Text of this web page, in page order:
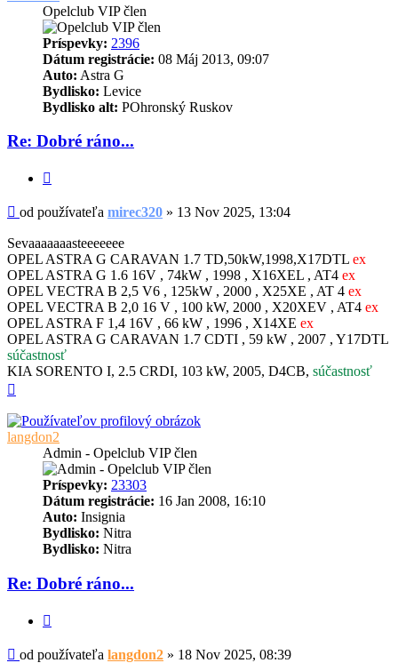
Opelclub VIP člen
Príspevky: 2396
Dátum registrácie: 08 Máj 2013, 09:07
Auto: Astra G
Bydlisko: Levice
Bydlisko alt: POhronský Ruskov
Re: Dobré ráno...
Príspevok
od používateľa mirec320 » 13 Nov 2025, 13:04
Sevaaaaaaasteeeeeee
OPEL ASTRA G CARAVAN 1.7 TD,50kW,1998,X17DTL ex
OPEL ASTRA G 1.6 16V , 74kW , 1998 , X16XEL , AT4 ex
OPEL VECTRA B 2,5 V6 , 125kW , 2000 , X25XE , AT 4 ex
OPEL VECTRA B 2,0 16 V , 100 kW, 2000 , X20XEV , AT4 ex
OPEL ASTRA F 1,4 16V , 66 kW , 1996 , X14XE ex
OPEL ASTRA G CARAVAN 1.7 CDTI , 59 kW , 2007 , Y17DTL
súčastnosť
KIA SORENTO I, 2.5 CRDI, 103 kW, 2005, D4CB, súčastnosť
langdon2
Admin - Opelclub VIP člen
Príspevky: 23303
Dátum registrácie: 16 Jan 2008, 16:10
Auto: Insignia
Bydlisko: Nitra
Bydlisko: Nitra
Re: Dobré ráno...
Príspevok
od používateľa langdon2 » 18 Nov 2025, 08:39